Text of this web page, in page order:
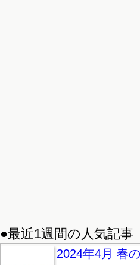
●最近1週間の人気記事
2024年4月 春